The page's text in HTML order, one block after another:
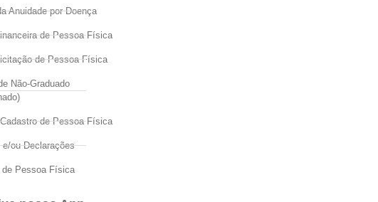
Anuidade por Doença
de Pessoa Física
de Pessoa Física
Não-Graduado
de Pessoa Física
e/ou Declarações
de Pessoa Física